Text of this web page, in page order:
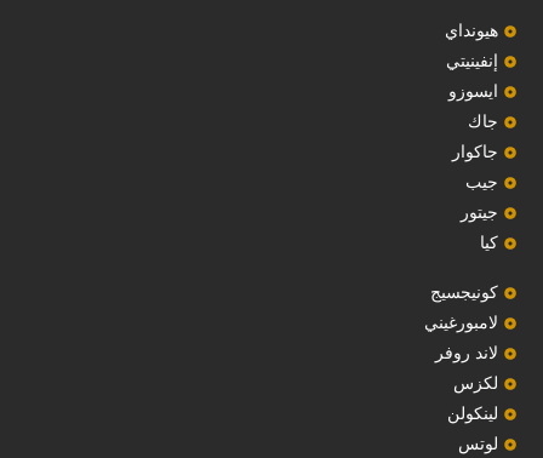
هيونداي
إنفينيتي
‏ايسوزو‏
‏جاك‏
جاكوار
جيب
‏جيتور‏
كيا
‏كونيجسيج‏
لامبورغيني
لاند روفر
لكزس
لينكولن
‏لوتس‏